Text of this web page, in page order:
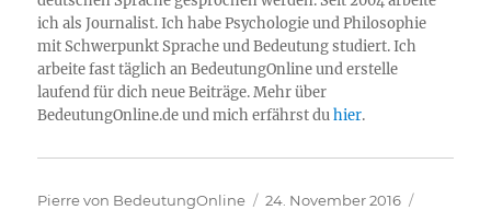
ich als Journalist. Ich habe Psychologie und Philosophie
mit Schwerpunkt Sprache und Bedeutung studiert. Ich
arbeite fast täglich an BedeutungOnline und erstelle
laufend für dich neue Beiträge. Mehr über
BedeutungOnline.de und mich erfährst duhier.
Autor
Pierre von BedeutungOnline
Veröffentlicht
24. November 2016